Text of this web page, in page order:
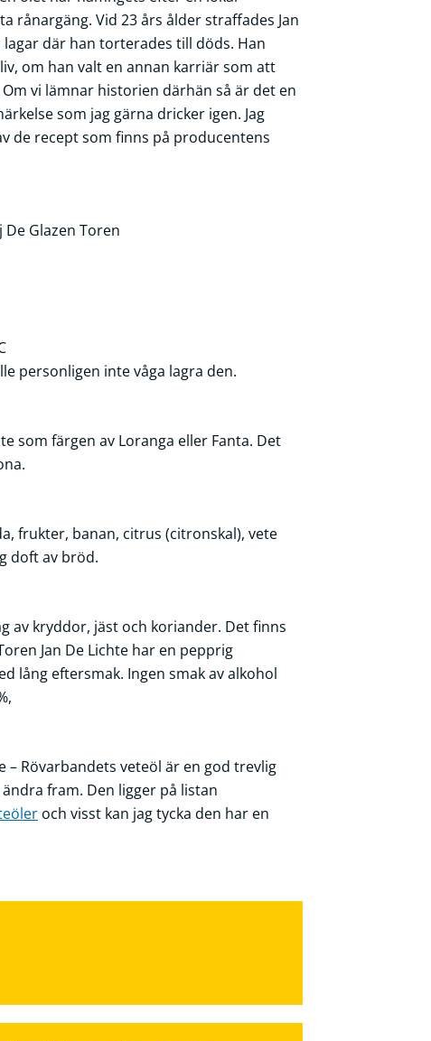
rånargäng. Vid 23 års ålder straffades Jan
där han torterades till döds. Han
om han valt en annan karriär som att
vi lämnar historien därhän så är det en
som jag gärna dricker igen. Jag
de recept som finns på producentens
Glazen Toren
personligen inte våga lagra den.
som färgen av Loranga eller Fanta. Det
frukter, banan, citrus (citronskal), vete
doft av bröd.
av kryddor, jäst och koriander. Det finns
Jan De Lichte har en pepprig
lång eftersmak. Ingen smak av alkohol
– Rövarbandets veteöl är en god trevlig
fram. Den ligger på listan
och visst kan jag tycka den har en